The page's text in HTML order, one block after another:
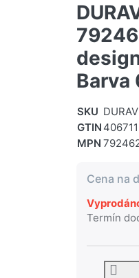
Barva
SKU
GTIN
MPN
Cena na
Termín